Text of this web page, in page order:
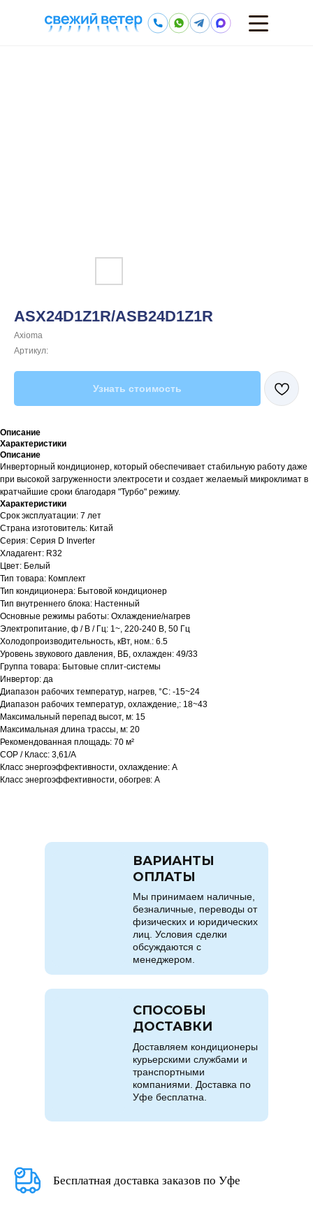
ASX24D1Z1R/ASB24D1Z1R
Axioma
Артикул:
Узнать стоимость
Описание
Характеристики
Описание
Инверторный кондиционер, который обеспечивает стабильную работу даже
при высокой загруженности электросети и создает желаемый микроклимат в
кратчайшие сроки благодаря "Турбо" режиму.
Характеристики
Срок эксплуатации: 7 лет
Страна изготовитель: Китай
Серия: Серия D Inverter
Хладагент: R32
Цвет: Белый
Тип товара: Комплект
Тип кондиционера: Бытовой кондиционер
Тип внутреннего блока: Настенный
Основные режимы работы: Охлаждение/нагрев
Электропитание, ф / В / Гц: 1~, 220-240 В, 50 Гц
Холодопроизводительность, кВт, ном.: 6.5
Уровень звукового давления, ВБ, охлажден: 49/33
Группа товара: Бытовые сплит-системы
Инвертор: да
Диапазон рабочих температур, нагрев, °C: -15~24
Диапазон рабочих температур, охлаждение,: 18~43
Максимальный перепад высот, м: 15
Максимальная длина трассы, м: 20
Рекомендованная площадь: 70 м²
COP / Класс: 3,61/A
Класс энергоэффективности, охлаждение: A
Класс энергоэффективности, обогрев: A
Мы принимаем наличные,
безналичные, переводы от
физических и юридических
лиц. Условия сделки
обсуждаются с
менеджером.
ВАРИАНТЫ
ОПЛАТЫ
Доставляем кондиционеры
курьерскими службами и
транспортными
компаниями. Доставка по
Уфе бесплатна.
СПОСОБЫ
ДОСТАВКИ
Бесплатная доставка заказов по Уфе